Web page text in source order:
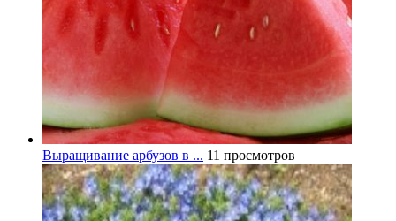
Выращивание арбузов в ... 11 просмотров